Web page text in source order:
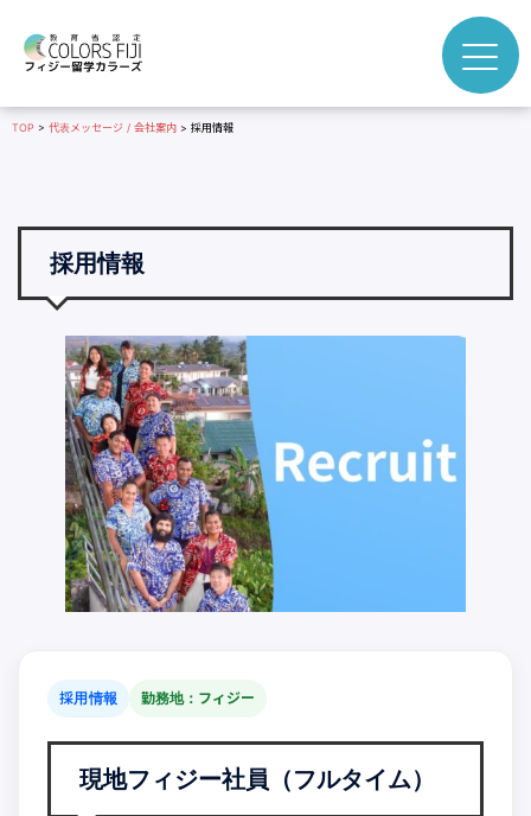
ン
ツTOP > 代表メッセージ / 会社案内 > 採用情報
採用情報
採用情報 勤務地：フィジー
現地フィジー社員（フルタイム）